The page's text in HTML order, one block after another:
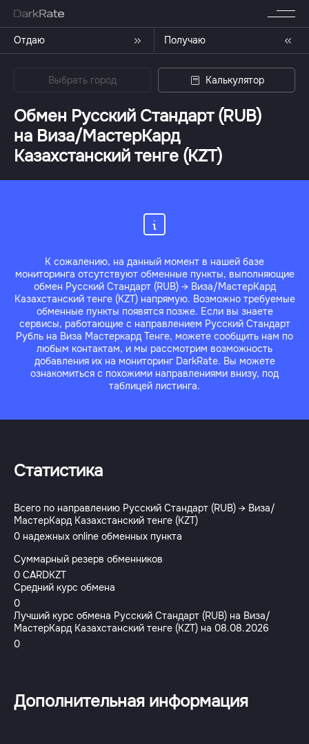
Отдаю Получаю
Выбрать город Калькулятор
Обмен Русский Стандарт (RUB)
на Виза/МастерКард
Казахстанский тенге (KZT)
К сожалению, на данный момент в нашей базе
мониторинга отсутствуют обменные пункты, выполняющие
обмен Русский Стандарт (RUB) → Виза/МастерКард
Казахстанский тенге (KZT) напрямую. Возможно требуемые
обменные пункты появятся позже. Если вы знаете
сервисы, работающие с направлением Русский Стандарт
Рубль на Виза Мастеркард Тенге, можете сообщить нам по
любым контактам, и мы рассмотрим возможность
добавления их на мониторинг DarkRate. Вы можете
ознакомиться с похожими направлениями внизу, под
таблицей листинга.
Статистика
Всего по направлению Русский Стандарт (RUB) → Виза/
МастерКард Казахстанский тенге (KZT)
0 надежных online обменных пункта
Суммарный резерв обменников
0 CARDKZT
Средний курс обмена
0
Лучший курс обмена Русский Стандарт (RUB) на Виза/
МастерКард Казахстанский тенге (KZT) на 08.08.2026
0
Дополнительная информация